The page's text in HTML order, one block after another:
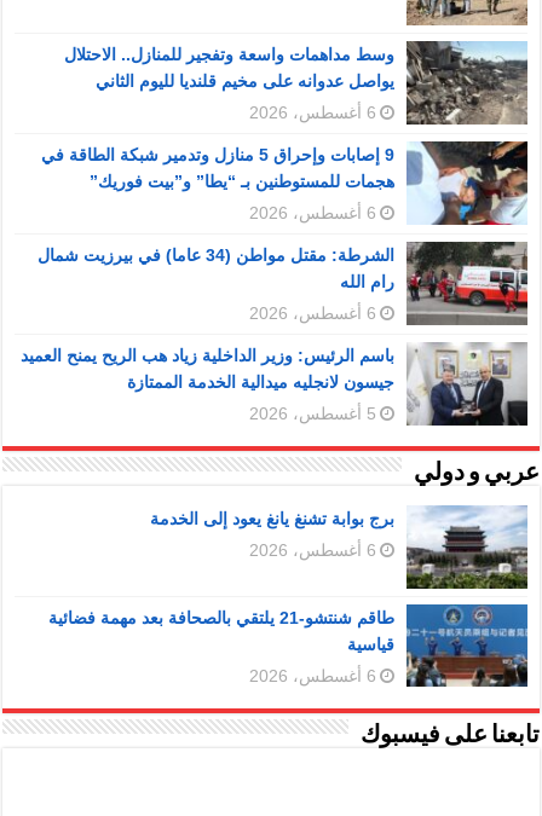
وسط مداهمات واسعة وتفجير للمنازل.. الاحتلال
يواصل عدوانه على مخيم قلنديا لليوم الثاني
6 أغسطس، 2026
9 إصابات وإحراق 5 منازل وتدمير شبكة الطاقة في
هجمات للمستوطنين بـ “يطا” و”بيت فوريك”
6 أغسطس، 2026
الشرطة: مقتل مواطن (34 عاما) في بيرزيت شمال
رام الله
6 أغسطس، 2026
باسم الرئيس: وزير الداخلية زياد هب الريح يمنح العميد
جيسون لانجليه ميدالية الخدمة الممتازة
5 أغسطس، 2026
عربي و دولي
برج بوابة تشنغ يانغ يعود إلى الخدمة
6 أغسطس، 2026
طاقم شنتشو-21 يلتقي بالصحافة بعد مهمة فضائية
قياسية
6 أغسطس، 2026
تابعنا على فيسبوك